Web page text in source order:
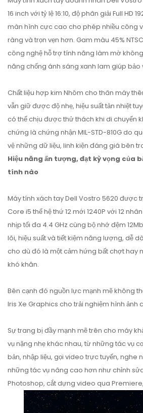
16 inch với tỷ lệ 16:10, độ phân giải Full HD
màn hình cực cao cho phép nhiều công
ràng và trọn vẹn hơn. Gam màu 45%
công nghệ hỗ trợ tính năng làm mờ
năng chống ánh sáng xanh lam giúp bảo
Chất liệu hợp kim Nhôm cho thân máy
vẫn giữ được độ nhẹ, hiệu suất tản nhiệt
có thể chịu được thử thách khi di chuyển
chứng là chứng nhận MIL-STD-810G do
vệ những dữ liệu, linh kiện đáng giá bên
Hiệu năng ấn tượng, đạt kỳ vọng của
tính nào
Máy tính xách tay Dell Vostro 5620 được
Core i5 thế hệ thứ 12 mới 1240P với 12
nhịp tối đa 4.4 GHz cùng bộ nhớ đệm
lõi, hiệu suất và tiết kiệm năng lượng, dễ
cho dù đó là một cảm hứng bất chợt hay
khó khăn.
Bên cạnh đó nguồn lực mạnh mẽ không
Iris Xe Graphics cho trải nghiệm hình ảnh
Sự trang bị đầy mạnh mẽ trên cho máy
vụ nặng nhẹ khác nhau, từ những tác vụ
bản, nhập liệu, gọi video trực tuyến, nghe
những tác vụ nâng cao hơn như chỉnh
Photoshop, cắt dựng video qua